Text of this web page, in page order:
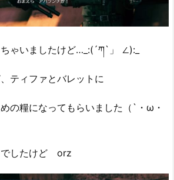
ゃいましたけど…_:(´ཀ`」 ∠):_
ティファとバレットに
の糧になってもらいました（`・ω・
でしたけど orz